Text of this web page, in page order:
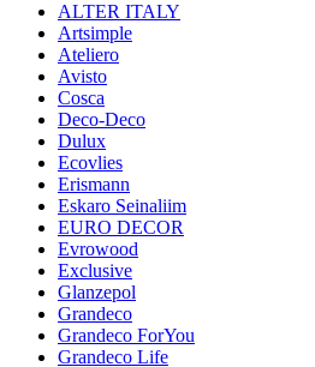
ALTER ITALY
Artsimple
Ateliero
Avisto
Cosca
Deco-Deco
Dulux
Ecovlies
Erismann
Eskaro Seinaliim
EURO DECOR
Evrowood
Exclusive
Glanzepol
Grandeco
Grandeco ForYou
Grandeco Life